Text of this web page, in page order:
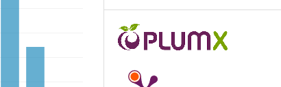
33(1), 95-117.
10.5507/ro.2021.006